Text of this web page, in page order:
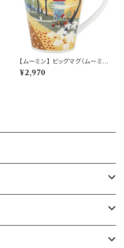
【ムーミン】 ビッグマグ（ムーミン
ハウス）【MM3200】MM3204
-35
¥2,970